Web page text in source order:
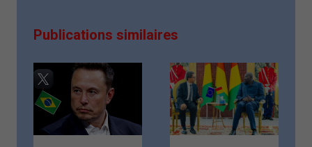
Publications similaires